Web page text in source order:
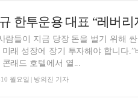
람들이 지금 당장 돈을 벌기 위해
미래 성장에 장기 투자해야 합니다
콘래드 호텔에서 열...
월요일 | 방의진 기자